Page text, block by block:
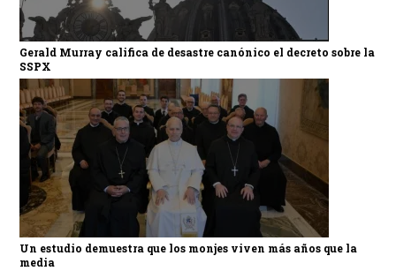
Gerald Murray califica de desastre canónico el decreto sobre la
SSPX
Un estudio demuestra que los monjes viven más años que la
media